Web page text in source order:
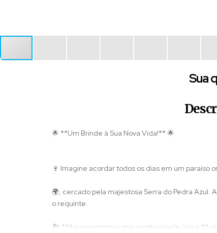
Sua
🌟 **Um Brinde à Sua Nova Vida!** 🌟
🍷 Imagine acordar todos os dias em um
🌍, cercado pela majestosa Serra do Pedra Azul.
o requinte.
🏞️ **Apresentamos uma oportunidade única:**